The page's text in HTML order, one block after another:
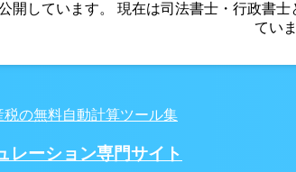
開しています。 現在は司法書士・行政書
てい
の無料自動計算ツール集
レーション専門サイト